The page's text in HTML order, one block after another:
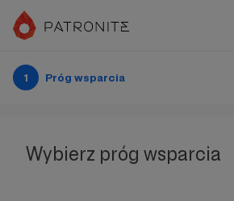
1 Próg wsparcia
Wybierz próg wsparcia